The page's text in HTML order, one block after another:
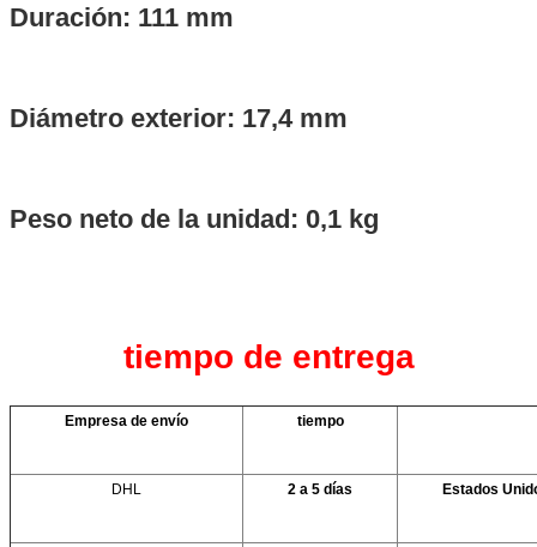
Duración: 111 mm
Diámetro exterior: 17,4 mm
Peso neto de la unidad: 0,1 kg
tiempo de entrega
Empresa de envío tiempo
DHL 2 a 5 días Estados